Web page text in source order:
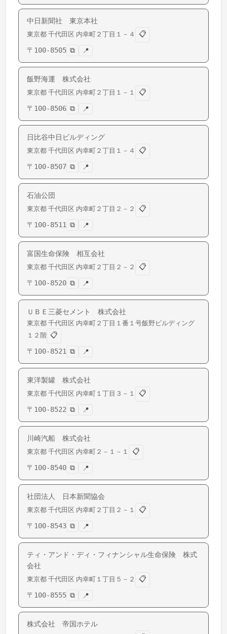
中日新聞社 東京本社
東京都 千代田区 内幸町 ２丁目１－４
📋
〒 100-8505 ⧉ 📍
飯野海運 株式会社
東京都 千代田区 内幸町 ２丁目１－１
📋
〒 100-8506 ⧉ 📍
日比谷中日ビルディング
東京都 千代田区 内幸町 ２丁目１－４
📋
〒 100-8507 ⧉ 📍
石油公団
東京都 千代田区 内幸町 ２丁目２－２
📋
〒 100-8511 ⧉ 📍
富国生命保険 相互会社
東京都 千代田区 内幸町 ２丁目２－２
📋
〒 100-8520 ⧉ 📍
ＵＢＥ三菱セメント 株式会社
東京都 千代田区 内幸町 ２丁目１番１号飯野ビルディング
１２階 📋
〒 100-8521 ⧉ 📍
東洋製罐 株式会社
東京都 千代田区 内幸町 １丁目３－１
📋
〒 100-8522 ⧉ 📍
川崎汽船 株式会社
東京都 千代田区 内幸町 ２－１－１
📋
〒 100-8540 ⧉ 📍
社団法人 日本新聞協会
東京都 千代田区 内幸町 ２丁目２－１
📋
〒 100-8543 ⧉ 📍
ティ・アンド・ディ・フィナンシャル生命保険 株式
会社
東京都 千代田区 内幸町 １丁目５－２
📋
〒 100-8555 ⧉ 📍
株式会社 帝国ホテル